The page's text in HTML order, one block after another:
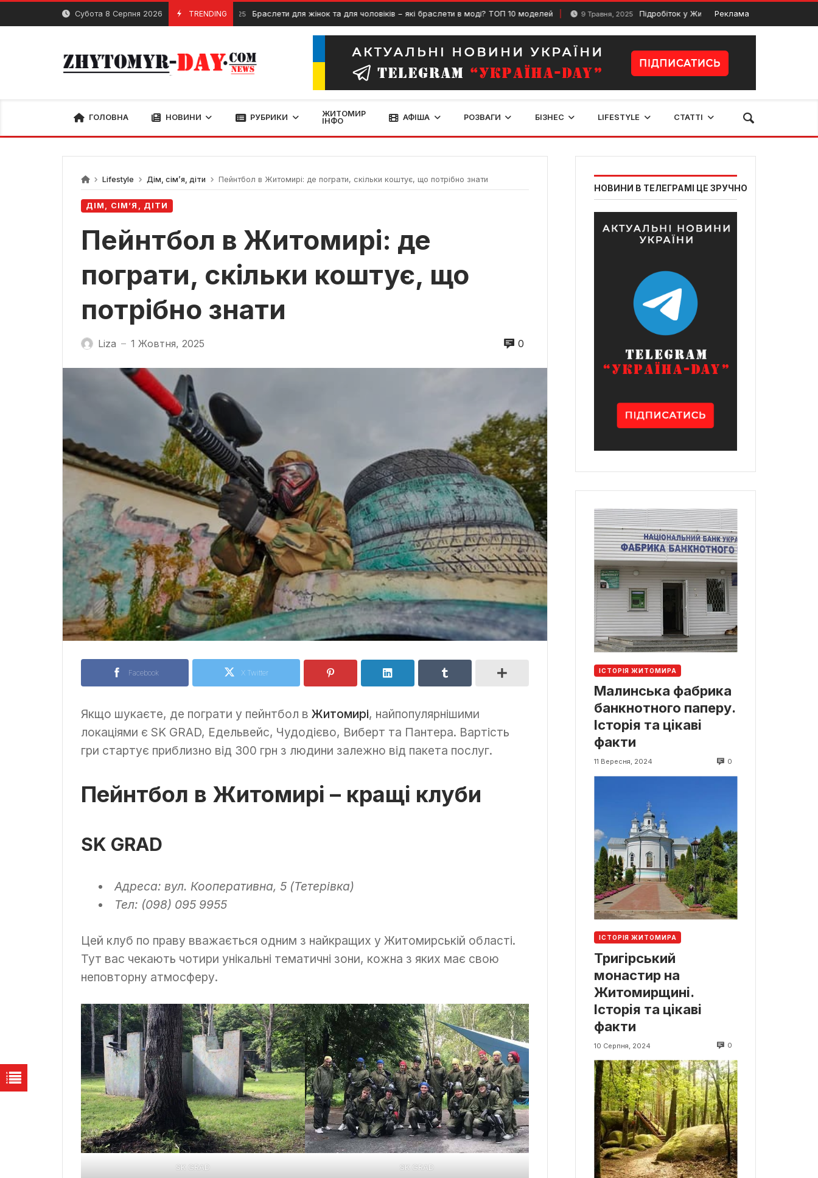
Skip
content
Субота 8 Серпня 2026 TRENDING
29 Квітня, 2025 Браслети для жінок та для чоловіків − які браслети в моді? ТОП 10 моделей 9 Травня, 2025 Підробіток у Житомирі: ТОП варіантів та чому
Реклама
ГОЛОВНА НОВИНИ РУБРИКИ
ЖИТОМИР
ІНФО
АФІША РОЗВАГИ БІЗНЕС LIFESTYLE СТАТТІ
Lifestyle Дім, сім’я, діти Пейнтбол в Житомирі: де пограти, скільки коштує, що потрібно знати
ДІМ, СІМ’Я, ДІТИ
Пейнтбол в Житомирі: де
пограти, скільки коштує, що
потрібно знати
Liza — 1 Жовтня, 2025 0
Facebook X Twitter
Якщо шукаєте, де пограти у пейнтбол в Житомирі, найпопулярнішими
локаціями є SK GRAD, Едельвейс, Чудодієво, Виберт та Пантера. Вартість
гри стартує приблизно від 300 грн з людини залежно від пакета послуг.
Пейнтбол в Житомирі – кращі клуби
SK GRAD
Адреса: вул. Кооперативна, 5 (Тетерівка)
Тел: (098) 095 9955
Цей клуб по праву вважається одним з найкращих у Житомирській області.
Тут вас чекають чотири унікальні тематичні зони, кожна з яких має свою
неповторну атмосферу.
SK GRAD SK GRAD
НОВИНИ В ТЕЛЕГРАМІ ЦЕ ЗРУЧНО
ІСТОРІЯ ЖИТОМИРА
Малинська фабрика
банкнотного паперу.
Історія та цікаві
факти
11 Вересня, 2024 0
ІСТОРІЯ ЖИТОМИРА
Тригірський
монастир на
Житомирщині.
Історія та цікаві
факти
10 Серпня, 2024 0